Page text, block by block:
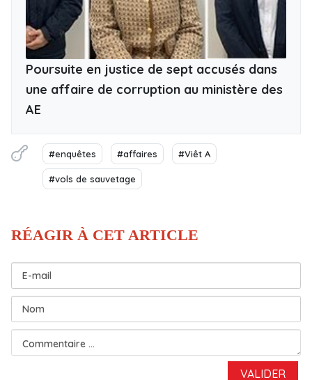
Poursuite en justice de sept accusés dans
une affaire de corruption au ministère des
AE
#enquêtes #affaires #Viêt A
#vols de sauvetage